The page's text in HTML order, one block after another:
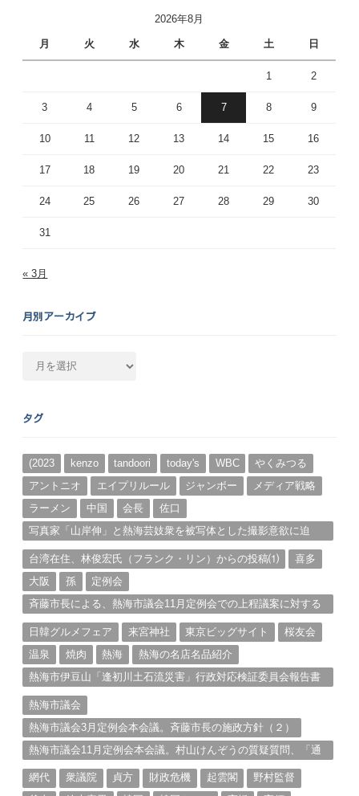
2026年8月
月 火 水 木 金 土 日
1 2
3 4 5 6 7 8 9
10 11 12 13 14 15 16
17 18 19 20 21 22 23
24 25 26 27 28 29 30
31
« 3月
月別アーカイブ
カ
ブ
タグ
(2023 kenzo tandoori today's WBC
やくみつる
アントニオ
エイプリルール ジャンボー
メディア戦略
ラーメン
中国 会長
佐口
写真家「山岸伸」と熱海芸妓衆を被写体とした撮影意欲に迫
台湾在住、林俊宏氏（フランク・リン）からの投稿⑴
喜多
大阪
孫
定例会
斉藤市長による、熱海市議会11月定例会での上程議案に対する
日韓グルメフェア
来宮神社 東京ビッグサイト
桜友会
温泉
焼肉 熱海
熱海の名店名品紹介
熱海市伊豆山「逢初川土石流災害」行政対応検証委員会報告書
熱海市議会
熱海市議会3月定例会本会議。斉藤市長の施政方針（２）
熱海市議会11月定例会本会議。村山けんぞうの質疑質問、「通
網代
衆議院 貞方 財政危機 起雲閣
野村監督